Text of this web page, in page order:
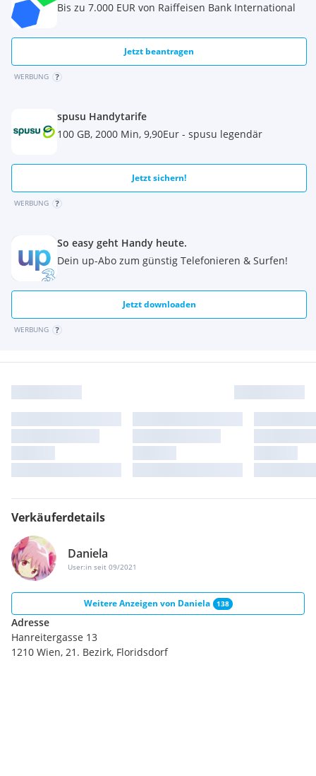
Bis zu 7.000 EUR von Raiffeisen Bank International
Jetzt beantragen
WERBUNG
spusu Handytarife
100 GB, 2000 Min, 9,90Eur - spusu legendär
Jetzt sichern!
WERBUNG
So easy geht Handy heute.
Dein up-Abo zum günstig Telefonieren & Surfen!
Jetzt downloaden
WERBUNG
Verkäuferdetails
Daniela
User:in seit 09/2021
Weitere Anzeigen von Daniela 138
Adresse
Hanreitergasse 13
1210 Wien, 21. Bezirk, Floridsdorf